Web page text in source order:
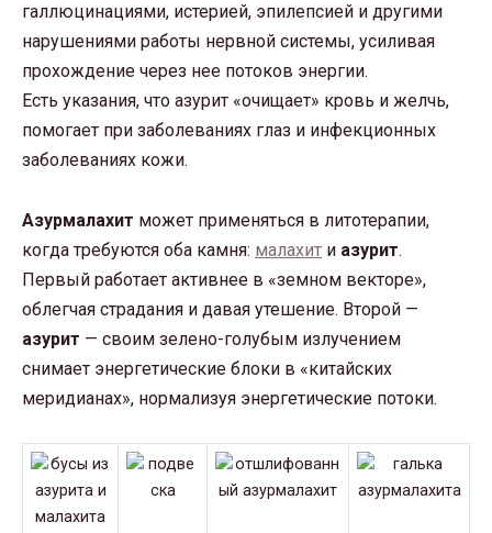
галлюцинациями, истерией, эпилепсией и другими
нарушениями работы нервной системы, усиливая
прохождение через нее потоков энергии.
Есть указания, что азурит «очищает» кровь и желчь,
помогает при заболеваниях глаз и инфекционных
заболеваниях кожи.
Азурмалахит может применяться в литотерапии,
когда требуются оба камня: малахит и азурит.
Первый работает активнее в «земном векторе»,
облегчая страдания и давая утешение. Второй —
азурит — своим зелено-голубым излучением
снимает энергетические блоки в «китайских
меридианах», нормализуя энергетические потоки.